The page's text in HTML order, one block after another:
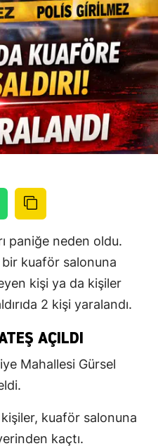
paniğe neden oldu.
kuaför salonuna
kişi ya da kişiler
2 kişi yaralandı.
AÇILDI
Mahallesi Gürsel
kuaför salonuna
kaçtı.